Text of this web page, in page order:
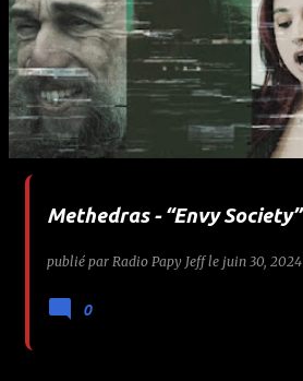
Methedras - “Envy Society”
publié par Radio Papy Jeff le juin 30, 2024
0